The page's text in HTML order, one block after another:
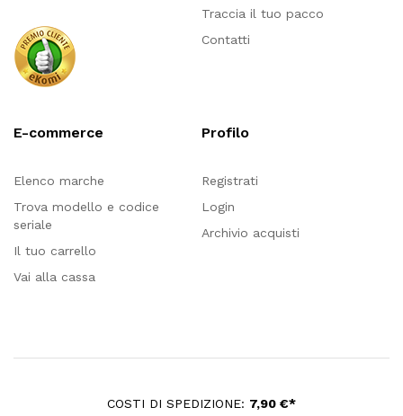
Traccia il tuo pacco
Contatti
E-commerce
Elenco marche
Trova modello e codice
seriale
Il tuo carrello
Vai alla cassa
Profilo
Registrati
Login
Archivio acquisti
COSTI DI SPEDIZIONE: 7,90 €*